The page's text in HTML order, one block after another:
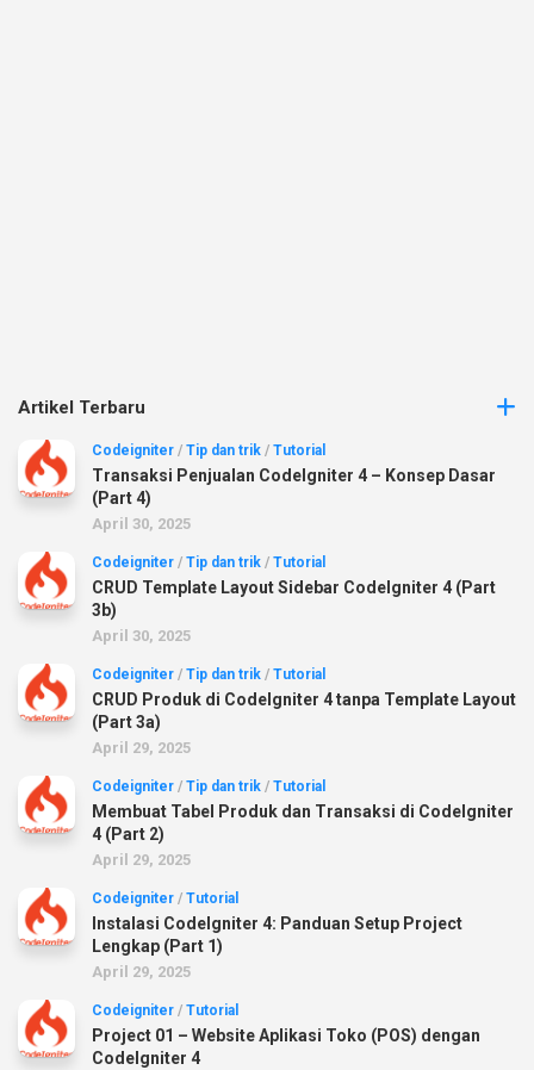
Artikel Terbaru
Codeigniter / Tip dan trik / Tutorial
Transaksi Penjualan CodeIgniter 4 – Konsep Dasar
(Part 4)
April 30, 2025
Codeigniter / Tip dan trik / Tutorial
CRUD Template Layout Sidebar CodeIgniter 4 (Part
3b)
April 30, 2025
Codeigniter / Tip dan trik / Tutorial
CRUD Produk di CodeIgniter 4 tanpa Template Layout
(Part 3a)
April 29, 2025
Codeigniter / Tip dan trik / Tutorial
Membuat Tabel Produk dan Transaksi di CodeIgniter
4 (Part 2)
April 29, 2025
Codeigniter / Tutorial
Instalasi CodeIgniter 4: Panduan Setup Project
Lengkap (Part 1)
April 29, 2025
Codeigniter / Tutorial
Project 01 – Website Aplikasi Toko (POS) dengan
CodeIgniter 4